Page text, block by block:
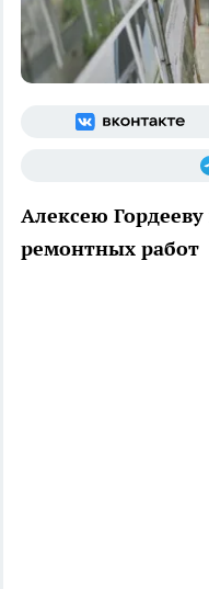
Алексею
ремонтных работ